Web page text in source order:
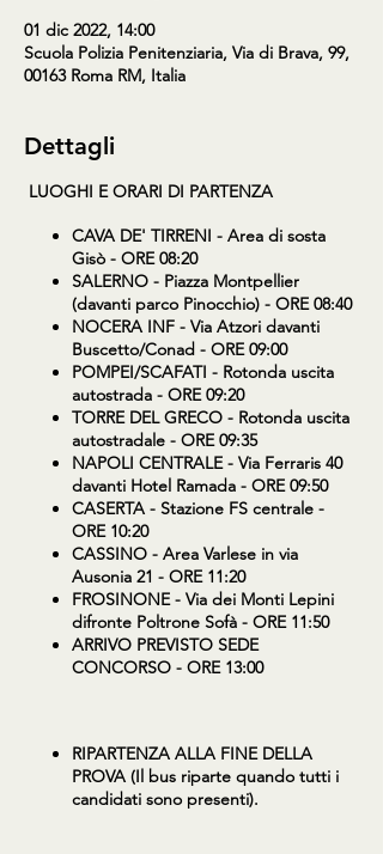
01 dic 2022, 14:00
Scuola Polizia Penitenziaria, Via di Brava, 99,
00163 Roma RM, Italia
Dettagli
LUOGHI E ORARI DI PARTENZA
CAVA DE' TIRRENI - Area di sosta
Gisò - ORE 08:20
SALERNO - Piazza Montpellier
(davanti parco Pinocchio) - ORE 08:40
NOCERA INF - Via Atzori davanti
Buscetto/Conad - ORE 09:00
POMPEI/SCAFATI - Rotonda uscita
autostrada - ORE 09:20
TORRE DEL GRECO - Rotonda uscita
autostradale - ORE 09:35
NAPOLI CENTRALE- Via Ferraris 40
davanti Hotel Ramada - ORE 09:50
CASERTA - Stazione FS centrale -
ORE 10:20
CASSINO - Area Varlese in via
Ausonia 21 - ORE 11:20
FROSINONE- Via dei Monti Lepini
difronte Poltrone Sofà - ORE 11:50
ARRIVO PREVISTO SEDE
CONCORSO - ORE 13:00
RIPARTENZA ALLA FINE DELLA
PROVA (Il bus riparte quando tutti i
candidati sono presenti).